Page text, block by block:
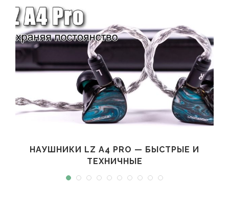
НАУШНИКИ LZ A4 PRO — БЫСТРЫЕ И
ТЕХНИЧНЫЕ